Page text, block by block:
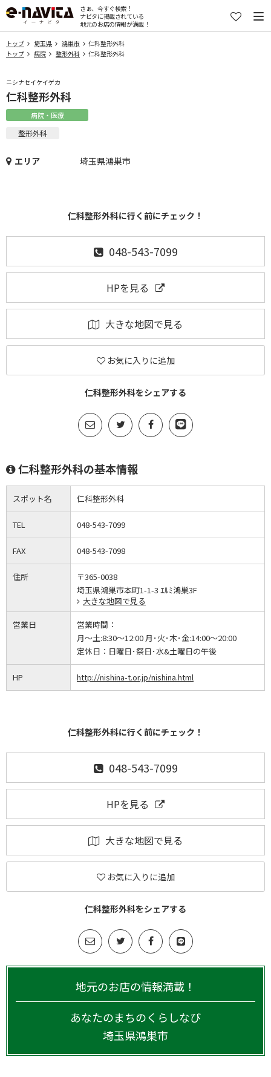
さぁ、今すぐ検索！
ナビタに掲載されている
地元のお店の情報が満載！
トップ 埼玉県 鴻巣市
仁科整形外科
トップ
病院 整形外科 仁科整形外科
ニシナセイケイゲカ
仁科整形外科
病院・医療
整形外科
エリア 埼玉県鴻巣市
仁科整形外科に行く前にチェック！
048-543-7099
HPを見る
大きな地図で見る
お気に入りに追加
仁科整形外科をシェアする
仁科整形外科の基本情報
スポット名 仁科整形外科
TEL 048-543-7099
FAX 048-543-7098
住所
〒365-0038
埼玉県鴻巣市本町1-1-3 ｴﾙﾐ鴻巣3F
大きな地図で見る
営業日
営業時間：
月～土:8:30～12:00 月･火･木･金:14:00～20:00
定休日： 日曜日･祭日･水&土曜日の午後
HP http://nishina-t.or.jp/nishina.html
仁科整形外科に行く前にチェック！
048-543-7099
HPを見る
大きな地図で見る
お気に入りに追加
仁科整形外科をシェアする
地元のお店の情報満載！
あなたのまちのくらしなび
埼玉県鴻巣市